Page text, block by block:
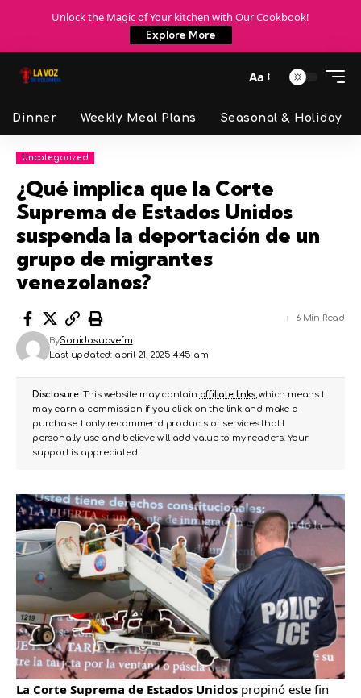
Unlock the Magic of Your kitchen with Our Cookbook!
Explore More
Aa
Dinner Weekly Meal Plans Seasonal & Holiday
Uncategorized
¿Qué implica que la Corte
Suprema de Estados Unidos
suspenda la deportación de un
grupo de migrantes
venezolanos?
Last updated: abril 21, 2025 4:45 am
BySonidosuavefm
6 Min Read
Disclosure:This website may contain affiliate links, which means I
may earn a commission if you click on the link and make a
purchase. I only recommend products or services that I
personally use and believe will add value to my readers. Your
support is appreciated!
La Corte Suprema de Estados Unidos propinó este fin